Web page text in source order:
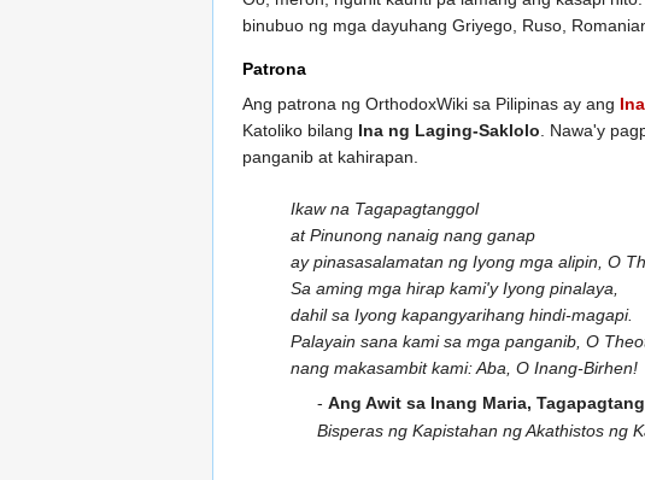
binubuo ng mga dayuhang Griyego, Ruso,
Patrona
Ang patrona ng OrthodoxWiki sa Pilipinas ay ang
Katoliko bilang Ina ng Laging-Saklolo . Nawa'y
panganib at kahirapan.
Ikaw na Tagapagtanggol
at Pinunong nanaig nang ganap
ay pinasasalamatan ng Iyong mga alipin, O
Sa aming mga hirap kami'y Iyong pinalaya,
dahil sa Iyong kapangyarihang hindi-magapi.
Palayain sana kami sa mga panganib, O
nang makasambit kami: Aba, O Inang-Birhen!
-Ang Awit sa Inang Maria,
Bisperas ng Kapistahan ng Akathistos ng